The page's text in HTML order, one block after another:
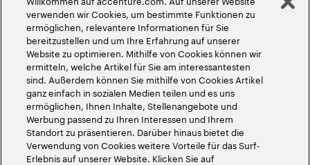
2026Accenture. Alle Rechte vorbehalten
verwenden wir Cookies, um bestimmte Funktionen zu
ermöglichen, relevantere Informationen für Sie
bereitzustellen und um Ihre Erfahrung auf unserer
Website zu optimieren. Mithilfe von Cookies können wir
ermitteln, welche Artikel für Sie am interessantesten
sind. Außerdem können Sie mithilfe von Cookies Artikel
ganz einfach in sozialen Medien teilen und es uns
ermöglichen, Ihnen Inhalte, Stellenangebote und
Werbung passend zu Ihren Interessen und Ihrem
Standort zu präsentieren. Darüber hinaus bietet die
Verwendung von Cookies weitere Vorteile für das Surf-
Erlebnis auf unserer Website. Klicken Sie auf